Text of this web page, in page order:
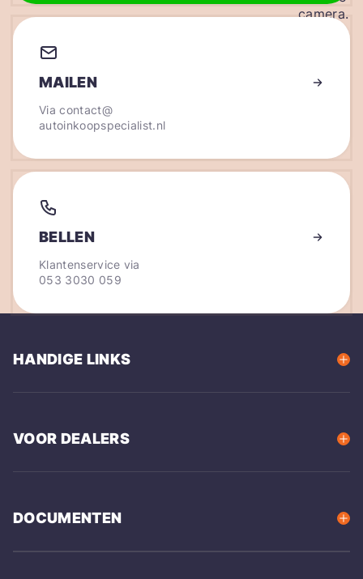
MAILEN
Viacontact@
autoinkoopspecialist.nl
BELLEN
Klantenservice via
053 3030 059
HANDIGE LINKS
VOOR DEALERS
DOCUMENTEN